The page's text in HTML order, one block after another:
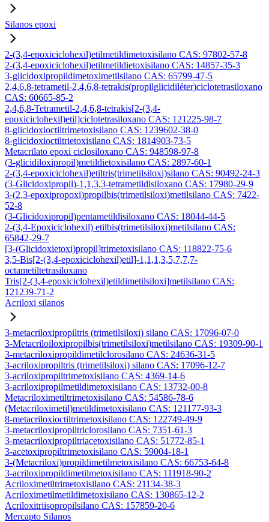
Silanos epoxi
2-(3,4-epoxiciclohexil)etilmetildimetoxisilano CAS: 97802-57-8
2-(3,4-epoxiciclohexil)etilmetildietoxisilano CAS: 14857-35-3
3-glicidoxipropildimetoximetilsilano CAS: 65799-47-5
2,4,6,8-tetrametil-2,4,6,8-tetrakis(propilglicidiléter)ciclotetrasiloxano
CAS: 60665-85-2
2,4,6,8-Tetrametil-2,4,6,8-tetrakis[2-(3,4-
epoxiciclohexil)etil]ciclotetrasiloxano CAS: 121225-98-7
8-glicidoxioctiltrimetoxisilano CAS: 1239602-38-0
8-glicidoxioctiltrietoxisilano CAS: 1814903-73-5
Metacrilato epoxi ciclosiloxano CAS: 948598-97-8
(3-glicidiloxipropil)metildietoxisilano CAS: 2897-60-1
2-(3,4-epoxiciclohexil)etiltris(trimetilsiloxi)silano CAS: 90492-24-3
(3-Glicidoxipropil)-1,1,3,3-tetrametildisiloxano CAS: 17980-29-9
3-(2,3-epoxipropoxi)propilbis(trimetilsiloxi)metilsilano CAS: 7422-
52-8
(3-Glicidoxipropil)pentametildisiloxano CAS: 18044-44-5
2-(3,4-Epoxiciclohexil) etilbis(trimetilsiloxi)metilsilano CAS:
65842-29-7
[3-(Glicidoxietoxi)propil]trimetoxisilano CAS: 118822-75-6
3,5-Bis[2-(3,4-epoxiciclohexil)etil]-1,1,1,3,5,7,7,7-
octametiltetrasiloxano
Tris[2-(3,4-epoxiciclohexil)etildimetilsiloxi]metilsilano CAS:
121239-71-2
Acriloxi silanos
3-metacriloxipropiltris (trimetilsiloxi) silano CAS: 17096-07-0
3-Metacriloiloxipropilbis(trimetilsiloxi)metilsilano CAS: 19309-90-1
3-metacriloxipropildimetilclorosilano CAS: 24636-31-5
3-acriloxipropiltris (trimetilsiloxi) silano CAS: 17096-12-7
3-acriloxipropiltrimetoxisilano CAS: 4369-14-6
3-acriloxipropilmetildimetoxisilano CAS: 13732-00-8
Metacriloximetiltrimetoxisilano CAS: 54586-78-6
(Metacriloximetil)metildimetoxisilano CAS: 121177-93-3
8-metacriloxioctiltrimetoxisilano CAS: 122749-49-9
3-metacriloxipropiltriclorosilano CAS: 7351-61-3
3-metacriloxipropiltriacetoxisilano CAS: 51772-85-1
3-acetoxipropiltrimetoxisilano CAS: 59004-18-1
3-(Metacriloxi)propildimetilmetoxisilano CAS: 66753-64-8
3-acriloxipropildimetilmetoxisilano CAS: 111918-90-2
Acriloximetiltrimetoxisilano CAS: 21134-38-3
Acriloximetilmetildimetoxisilano CAS: 130865-12-2
Acriloxitriisopropilsilano CAS: 157859-20-6
Mercapto Silanos